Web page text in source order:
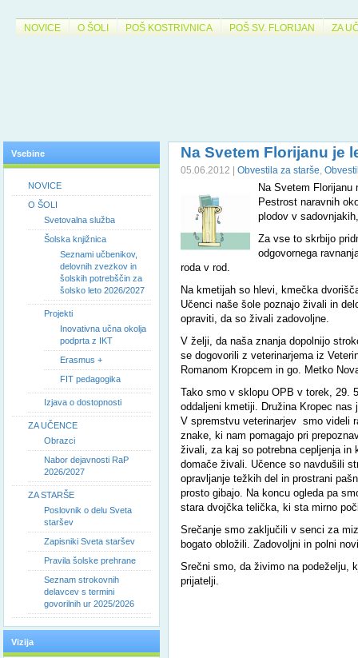
NOVICE O ŠOLI POŠ KOSTRIVNICA POŠ SV. FLORIJAN ZA
Vsebine
NOVICE
O ŠOLI
Svetovalna služba
Šolska knjižnica
Seznami učbenikov,
delovnih zvezkov in
šolskih potrebščin za
šolsko leto 2026/2027
Projekti
Inovativna učna okolja
podprta z IKT
Erasmus +
FIT pedagogika
Izjava o dostopnosti
ZA UČENCE
Obrazci
Nabor dejavnosti RaP
2026/2027
ZA STARŠE
Poslovnik o delu Sveta
staršev
Zapisniki Sveta staršev
Pravila šolske prehrane
Seznam strokovnih
delavcev s termini
govorilnih ur 2025/2026
Vizija
Na Svetem Florijanu je
05.06.2012 | Obvestila za starše,
Na Svetem Florijanu
Pestrost naravnih
plodov v
Za vse to skrbijo
odgovornega
roda v rod.
Na kmetijah so hlevi, kmečka
Učenci naše šole poznajo živali in
opraviti, da so živali zadovoljne.
V želji, da naša znanja dopolnijo
se dogovorili z veterinarjema iz
Romanom Kropcem in go. Metko
Tako smo v sklopu OPB v torek, 29.
oddaljeni kmetiji. Družina Kropec nas
V spremstvu veterinarjev smo videli
znake, ki nam pomagajo pri
živali, za kaj so potrebna cepljenja in
domače živali. Učence so navdušili
opravljanje težkih del in prostrani
prosto gibajo. Na koncu ogleda pa
stara dvojčka telička, ki sta mirno
Srečanje smo zaključili v senci za
bogato obložili. Zadovoljni in polni
Srečni smo, da živimo na podeželju,
prijatelji.